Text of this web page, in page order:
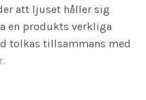
att ljuset håller sig
en produkts verkliga
tolkas tillsammans med